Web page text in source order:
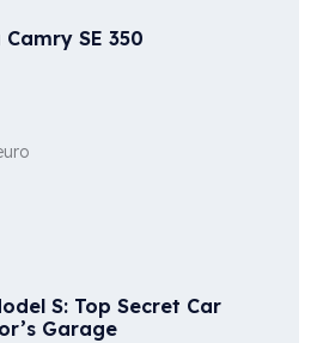
SE 350
S: Top Secret Car
Garage